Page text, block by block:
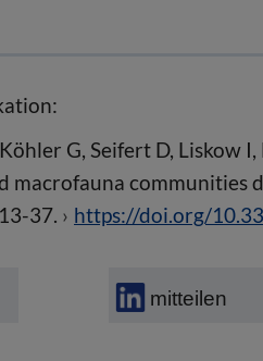
G, Seifert D, Liskow
macrofauna communities
37.
https://doi.org/
mitteilen